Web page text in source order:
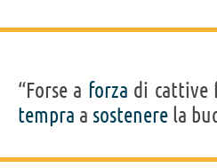
“Forse a forza di cattive
tempra a sostenere la